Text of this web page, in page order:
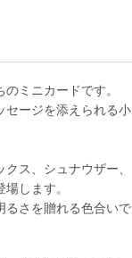
ミニカードです。
セージを添えられる小
ス、シュナウザー、
します。
るさを贈れる色合いで